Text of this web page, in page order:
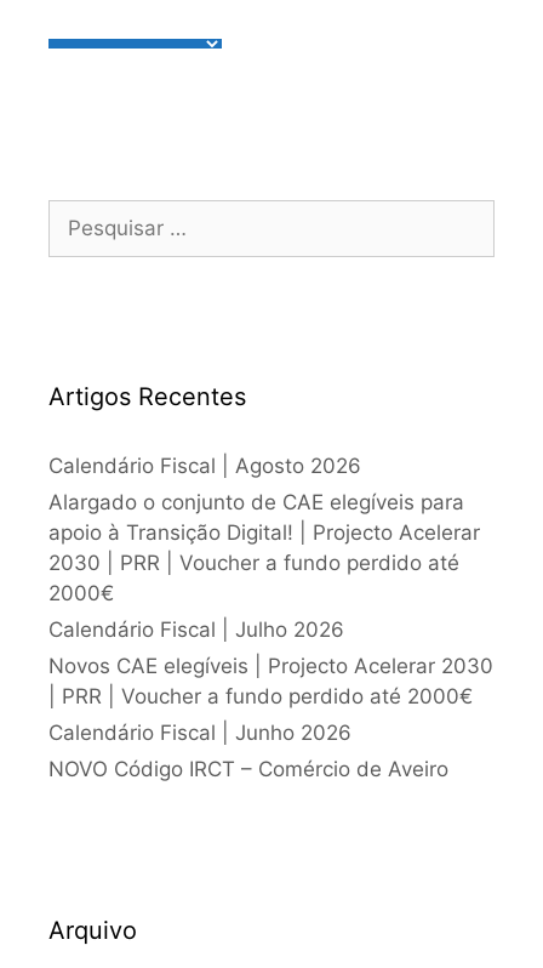
Artigos Recentes
Calendário Fiscal | Agosto 2026
Alargado o conjunto de CAE elegíveis para
apoio à Transição Digital! | Projecto Acelerar
2030 | PRR | Voucher a fundo perdido até
2000€
Calendário Fiscal | Julho 2026
Novos CAE elegíveis | Projecto Acelerar 2030
| PRR | Voucher a fundo perdido até 2000€
Calendário Fiscal | Junho 2026
NOVO Código IRCT – Comércio de Aveiro
Arquivo